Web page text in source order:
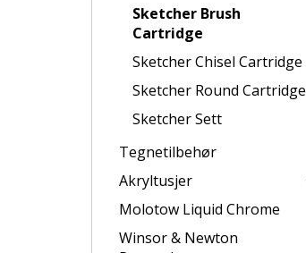
Sketcher Brush
Cartridge
Sketcher Chisel Cartridge
Sketcher Round Cartridge
Sketcher Sett
Tegnetilbehør
Akryltusjer
Molotow Liquid Chrome
Winsor & Newton